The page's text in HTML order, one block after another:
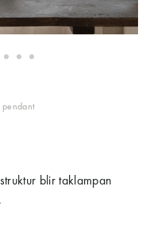
blir taklampan